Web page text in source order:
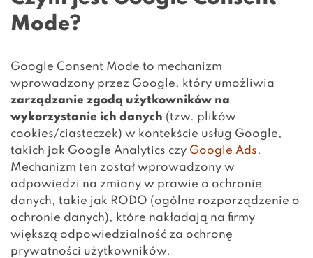
Mode?
Google Consent Mode to mechanizm
wprowadzony przez Google, który umożliwia
zarządzanie zgodą użytkowników na
wykorzystanie ich danych (tzw. plików
cookies/ciasteczek) w kontekście usług Google,
takich jak Google Analytics czy Google Ads.
Mechanizm ten został wprowadzony w
odpowiedzi na zmiany w prawie o ochronie
danych, takie jak RODO (ogólne rozporządzenie o
ochronie danych), które nakładają na firmy
większą odpowiedzialność za ochronę
prywatności użytkowników.